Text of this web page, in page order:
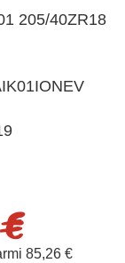
205/40ZR18
85,26 €